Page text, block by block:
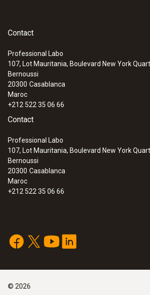
Contact
Professional Labo
107, Lot Mauritania, Boulevard New York
Bernoussi
20300 Casablanca
Maroc
+212 522 35 06 66
Contact
Professional Labo
107, Lot Mauritania, Boulevard New York
Bernoussi
20300 Casablanca
Maroc
+212 522 35 06 66
© 2026